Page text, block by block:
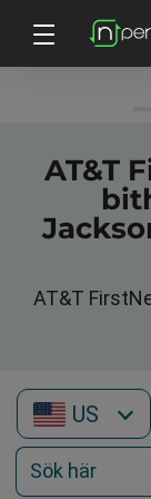
AT&T
AT&T
US